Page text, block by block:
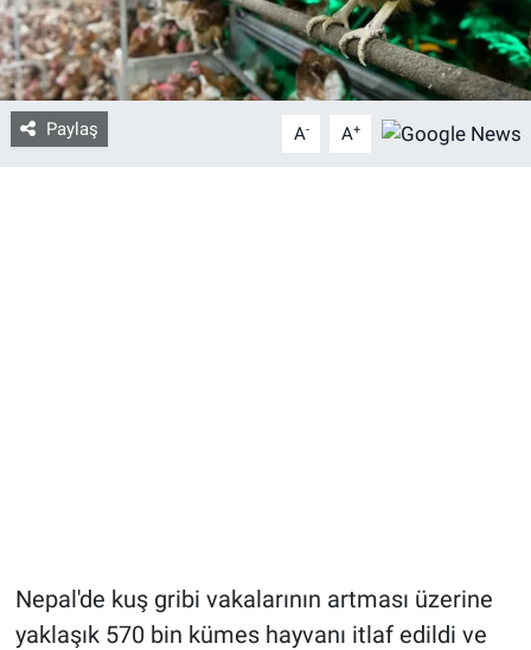
Paylaş A- A+
Nepal'de kuş gribi vakalarının artması üzerine
yaklaşık 570 bin kümes hayvanı itlaf edildi ve
Yaşam
Gözden Kaçmasın